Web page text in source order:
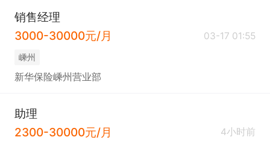
销售经理
3000-30000元/月
03-17 01:55
嵊州
新华保险嵊州营业部
助理
2300-30000元/月
4小时前